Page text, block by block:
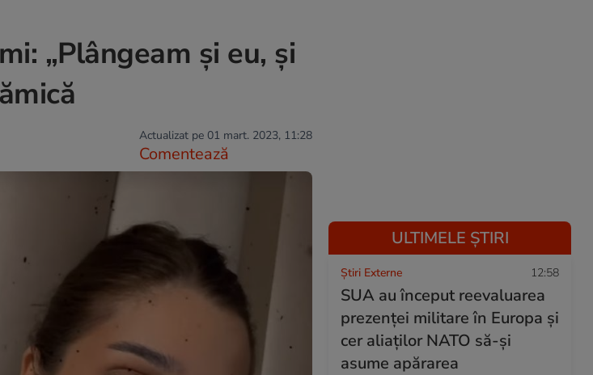
„Plângeam și eu, și
Actualizat pe 01 mart. 2023, 11:28
Comentează
ULTIMELE ȘTIRI
Știri Externe 12:58
SUA au început reevaluarea
prezenței militare în Europa și
cer aliaților NATO să-și
asume apărarea